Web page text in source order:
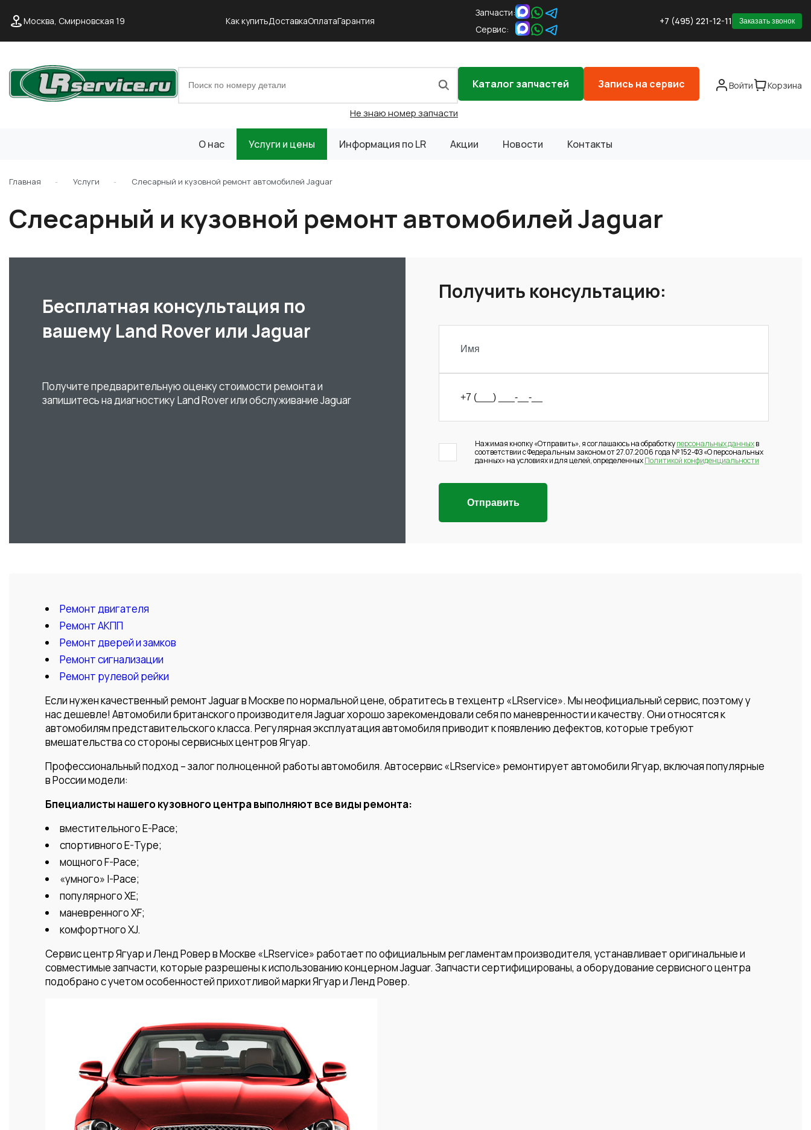
Москва, Смирновская 19 Как купитьДоставкаОплатаГарантия
Запчасти:
Сервис:
+7 (495) 221-12-11 Заказать звонок
Не знаю номер запчасти
Каталог запчастей Запись на сервис Войти Корзина
О нас Услуги и цены Информация по LR Акции Новости Контакты
Главная Услуги Слесарный и кузовной ремонт автомобилей Jaguar
Слесарный и кузовной ремонт автомобилей Jaguar
Бесплатная консультация по
вашему Land Rover или Jaguar
Получите предварительную оценку стоимости ремонта и
запишитесь на диагностику Land Rover или обслуживание Jaguar
Получить консультацию:
Нажимая кнопку «Отправить», я соглашаюсь на обработкуперсональных данныхв
соответствии с Федеральным законом от 27.07.2006 года № 152-ФЗ «О персональных
данных» на условиях и для целей, определенныхПолитикой конфиденциальности
Отправить
Ремонт двигателя
Ремонт АКПП
Ремонт дверей и замков
Ремонт сигнализации
Ремонт рулевой рейки
Если нужен качественный ремонт Jaguar в Москве по нормальной цене, обратитесь в техцентр «LRservice». Мы неофициальный сервис, поэтому у
нас дешевле! Автомобили британского производителя Jaguar хорошо зарекомендовали себя по маневренности и качеству. Они относятся к
автомобилям представительского класса. Регулярная эксплуатация автомобиля приводит к появлению дефектов, которые требуют
вмешательства со стороны сервисных центров Ягуар.
Профессиональный подход – залог полноценной работы автомобиля. Автосервис «LRservice» ремонтирует автомобили Ягуар, включая популярные
в России модели:
Бпециалисты нашего кузовного центра выполняют все виды ремонта:
вместительного E-Pace;
спортивного E-Type;
мощного F-Pace;
«умного» I-Pace;
популярного XE;
маневренного XF;
комфортного XJ.
Сервис центр Ягуар и Ленд Ровер в Москве «LRservice» работает по официальным регламентам производителя, устанавливает оригинальные и
совместимые запчасти, которые разрешены к использованию концерном Jaguar. Запчасти сертифицированы, а оборудование сервисного центра
подобрано с учетом особенностей прихотливой марки Ягуар и Ленд Ровер.